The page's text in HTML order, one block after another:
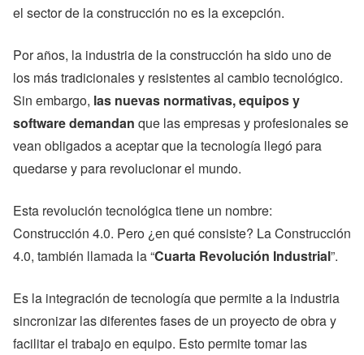
el sector de la construcción no es la excepción.
Por años, la industria de la construcción ha sido uno de
los más tradicionales y resistentes al cambio tecnológico.
Sin embargo, las nuevas normativas, equipos y
software demandan que las empresas y profesionales se
vean obligados a aceptar que la tecnología llegó para
quedarse y para revolucionar el mundo.
Esta revolución tecnológica tiene un nombre:
Construcción 4.0. Pero ¿en qué consiste? La Construcción
4.0, también llamada la “Cuarta Revolución Industrial”.
Es la integración de tecnología que permite a la industria
sincronizar las diferentes fases de un proyecto de obra y
facilitar el trabajo en equipo. Esto permite tomar las